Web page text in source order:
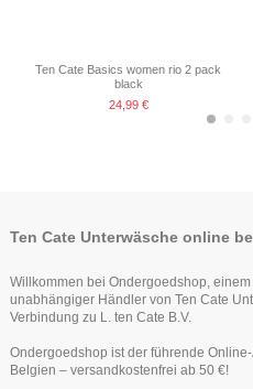
Ten Cate Basics women rio 2 pack
black
24,99 €
Ten Cate Unterwäsche online
Willkommen bei Ondergoedshop,
unabhängiger Händler von Ten Cate
Verbindung zu L. ten Cate B.V.
Ondergoedshop ist der führende
Belgien – versandkostenfrei ab 50 €!